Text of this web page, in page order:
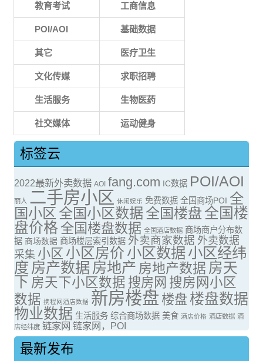
教育考试 工商信息
POI/AOI 基础数据
其它 医疗卫生
文化传媒 求职招聘
生活服务 生物医药
社交媒体 运动健身
标签云
2022最新外卖数据 AOI fang.com IC数据 POI/AOI
丽人 二手房小区 休闲娱乐 免费数据 全国商场POI 全
国小区 全国小区数据全国楼盘全国楼
盘价格 全国楼盘数据 全国酒店数据 商场商户分布数
据 商场数据 商场楼层索引数据 外卖商家数据 外卖数据
采集 小区 小区房价 小区数据小区经纬
度 房产数据 房地产 房地产数据 房天
下 房天下小区数据 搜房网 搜房网小区
数据 携程网酒店数据 新房楼盘 楼盘 楼盘数据
物业数据 生活服务 综合商场数据 美食 酒店价格 酒店数据 酒
店经纬度 链家网 链家网，POI
最新发布